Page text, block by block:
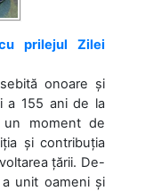
prilejul Zilei
onoare și
a 155 ani de la
un moment de
și contribuția
țării. De-
unit oameni și